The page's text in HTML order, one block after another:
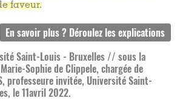
faveur.
Saint-Louis - Bruxelles // sous la
Sophie de Clippele, chargée de
professeure invitée, Université Saint-
le 11avril 2022.